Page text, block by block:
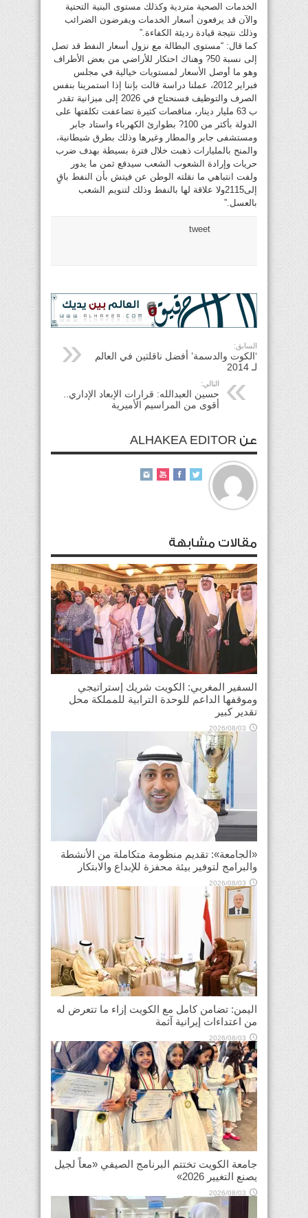
الخدمات الصحية متردية وكذلك مستوى البنية التحتية
والآن قد يرفعون أسعار الخدمات ويفرضون الضرائب
وذلك نتيجة قيادة رديئة الكفاءة.”
كما قال: “مستوى البطالة مع نزول أسعار النفط قد تصل
إلى نسبة 50? وهناك احتكار للأراضي من بعض الأطراف
وهو ما أوصل الأسعار لمستويات خيالية في مجلس
فبراير 2012، عملنا دراسة قالت بإننا إذا استمرينا بنفس
الصرف والتوظيف فسنحتاج في 2026 إلى ميزانية تقدر
ب 63 مليار دينار، مناقصات كثيرة تضاعفت تكلفتها على
الدولة بأكثر من 100? بطوارئ الكهرباء واستاد جابر
ومستشفى جابر والمطار وغيرها وذلك بطرق شيطانية،
والمنح بالمليارات ذهبت خلال فترة بسيطة بهدف ضرب
حريات وإرادة الشعوب الشعب سيدفع ثمن ما يدور
ولفت انتباهي ما نقلته الوطن عن فيتش بأن النفط باقٍ
إلى2115ولا علاقة لها بالنفط وذلك لتنويم الشعب
بالعسل.”
tweet
السابق:
‘الكوت والدسمة’ أفضل ناقلتين في العالم
لـ 2014
التالي:
حسين العبدالله: قرارات الإبعاد الإداري..
أقوى من المراسيم الأميرية
عن ALHAKEA EDITOR
مقالات مشابهة
السفير المغربي: الكويت شريك إستراتيجي
وموقفها الداعم للوحدة الترابية للمملكة محل
تقدير كبير
2026/08/03
«الجامعة»: تقديم منظومة متكاملة من الأنشطة
والبرامج لتوفير بيئة محفزة للإبداع والابتكار
2026/08/03
اليمن: تضامن كامل مع الكويت إزاء ما تتعرض له
من اعتداءات إيرانية آثمة
2026/08/03
جامعة الكويت تختتم البرنامج الصيفي «معاً لجيل
يصنع التغيير 2026»
2026/08/03